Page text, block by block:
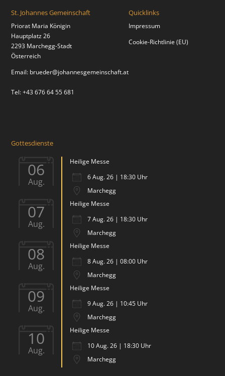
St. Johannes Gemeinschaft
Priorat Maria Königin
Hauptplatz 26
2293 Marchegg-Stadt
Österreich
Email: brueder@johannesgemeinschaft.at
Tel: +43 676 64 55 681
Quicklinks
Impressum
Cookie-Richtlinie (EU)
Gottesdienste
06
Aug.
Heilige Messe
6 Aug. 26 | 18:30 Uhr
Marchegg
07
Aug.
Heilige Messe
7 Aug. 26 | 18:30 Uhr
Marchegg
08
Aug.
Heilige Messe
8 Aug. 26 | 08:00 Uhr
Marchegg
09
Aug.
Heilige Messe
9 Aug. 26 | 10:45 Uhr
Marchegg
10
Aug.
Heilige Messe
10 Aug. 26 | 18:30 Uhr
Marchegg